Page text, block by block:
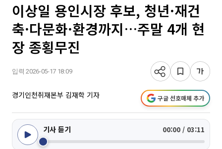
이상일 용인시장 후보, 청년·재건
축·다문화·환경까지…주말 4개 현
장 종횡무진
입력 2026-05-17 18:09
경기인천취재본부 김재학 기자 구글 선호매체 추가
기사 듣기 00:00 / 03:11